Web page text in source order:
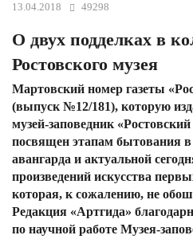
13.04.2018
49298
О двух подделках в
Ростовского музея
Мартовский номер газеты
(выпуск №12/181), которую
музей-заповедник
посвящен этапам бытования в
авангарда и актуальной
произведений искусства
которая, к сожалению, не
Редакция «Артгида»
по научной работе Музея-